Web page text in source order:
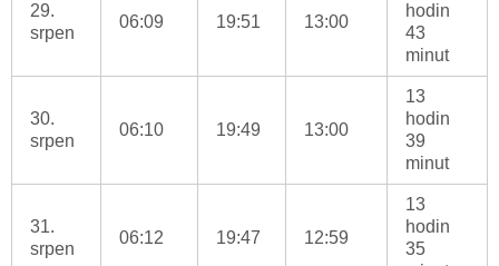
29.
srpen
06:09 19:51 13:00
hodin
43
minut
30.
srpen
06:10 19:49 13:00
13
hodin
39
minut
31.
srpen
06:12 19:47 12:59
13
hodin
35